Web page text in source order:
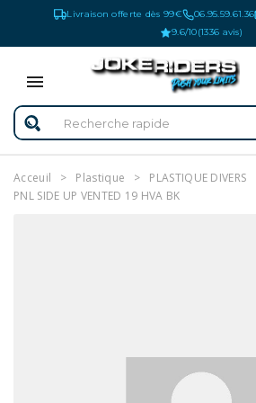
Livraison offerte dès 99€ 06.95.59.61.36
9.6/10(1336 avis)
Acceuil Plastique
PLASTIQUE DIVERS
PNL SIDE UP VENTED 19 HVA BK